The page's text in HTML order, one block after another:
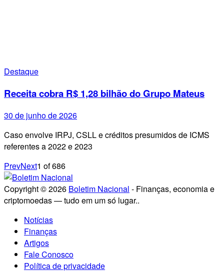
Destaque
Receita cobra R$ 1,28 bilhão do Grupo Mateus
30 de junho de 2026
Caso envolve IRPJ, CSLL e créditos presumidos de ICMS
referentes a 2022 e 2023
PrevNext1 of686
Copyright © 2026 Boletim Nacional - Finanças, economia e
criptomoedas — tudo em um só lugar..
Notícias
Finanças
Artigos
Fale Conosco
Política de privacidade